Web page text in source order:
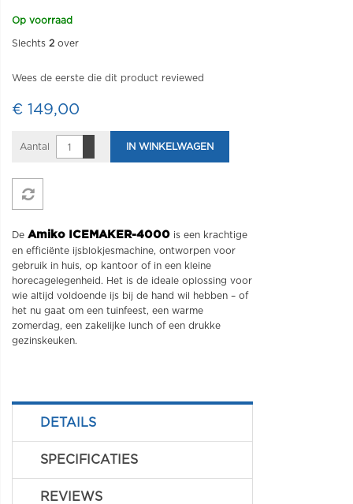
Op voorraad
Slechts 2 over
Wees de eerste die dit product reviewed
€ 149,00
Aantal IN WINKELWAGEN
De Amiko ICEMAKER-4000 is een krachtige
en efficiënte ijsblokjesmachine, ontworpen voor
gebruik in huis, op kantoor of in een kleine
horecagelegenheid. Het is de ideale oplossing voor
wie altijd voldoende ijs bij de hand wil hebben – of
het nu gaat om een tuinfeest, een warme
zomerdag, een zakelijke lunch of een drukke
gezinskeuken.
DETAILS
SPECIFICATIES
REVIEWS